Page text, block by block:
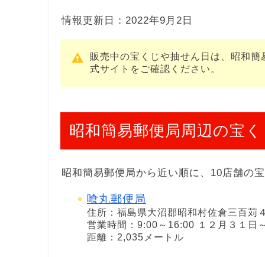
情報更新日：2022年9月2日
販売中の宝くじや抽せん日は、昭和
式サイトをご確認ください。
昭和簡易郵便局周辺の宝
昭和簡易郵便局から近い順に、10店舗の
喰丸郵便局
住所：福島県大沼郡昭和村佐倉三百苅
営業時間：9:00～16:00 １２月３１
距離：2,035メートル